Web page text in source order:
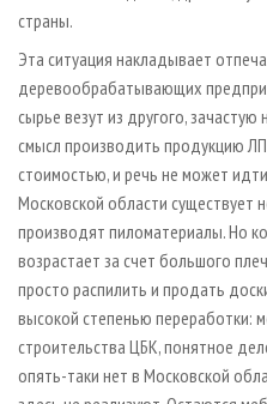
страны.
Эта ситуация накладывает
деревообрабатывающих
сырье везут из другого,
смысл производить продукцию
стоимостью, и речь не может
Московской области существует
производят пиломатериалы. Но
возрастает за счет большого
просто распилить и продать
высокой степенью переработки:
строительства ЦБК, понятное
опять-таки нет в Московской